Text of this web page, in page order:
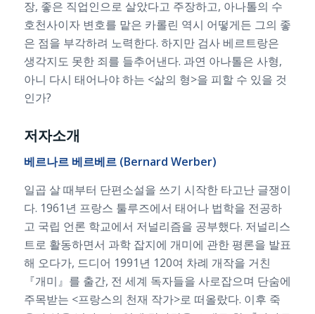
장, 좋은 직업인으로 살았다고 주장하고, 아나톨의 수
호천사이자 변호를 맡은 카롤린 역시 어떻게든 그의 좋
은 점을 부각하려 노력한다. 하지만 검사 베르트랑은
생각지도 못한 죄를 들추어낸다. 과연 아나톨은 사형,
아니 다시 태어나야 하는 <삶의 형>을 피할 수 있을 것
인가?
저자소개
베르나르 베르베르 (Bernard Werber)
일곱 살 때부터 단편소설을 쓰기 시작한 타고난 글쟁이
다. 1961년 프랑스 툴루즈에서 태어나 법학을 전공하
고 국립 언론 학교에서 저널리즘을 공부했다. 저널리스
트로 활동하면서 과학 잡지에 개미에 관한 평론을 발표
해 오다가, 드디어 1991년 120여 차례 개작을 거친
『개미』를 출간, 전 세계 독자들을 사로잡으며 단숨에
주목받는 <프랑스의 천재 작가>로 떠올랐다. 이후 죽